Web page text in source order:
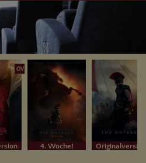
OV
4. Woche! Originalversion